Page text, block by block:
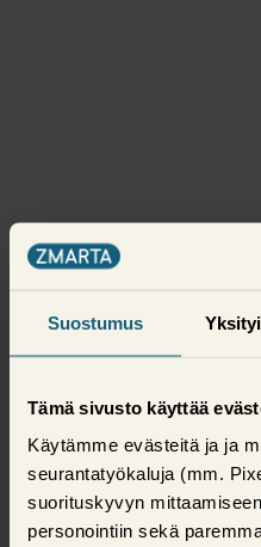
Suostumus
Tämä sivusto käyttää
Käytämme evästeitä ja ja
seurantatyökaluja (mm.
suorituskyvyn
personointiin sekä